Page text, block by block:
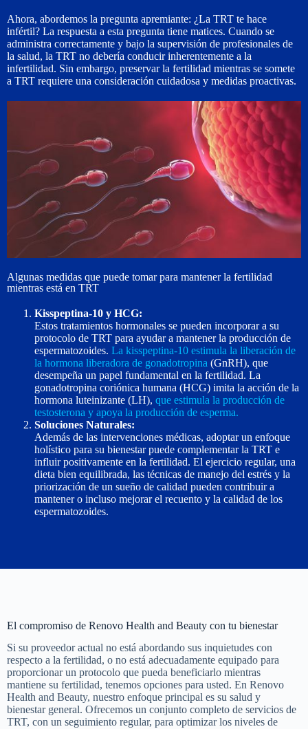
Ahora, abordemos la pregunta apremiante: ¿La TRT te hace
infértil? La respuesta a esta pregunta tiene matices. Cuando se
administra correctamente y bajo la supervisión de profesionales de
la salud, la TRT no debería conducir inherentemente a la
infertilidad. Sin embargo, preservar la fertilidad mientras se somete
a TRT requiere una consideración cuidadosa y medidas proactivas.
Algunas medidas que puede tomar para mantener la fertilidad
mientras está en TRT
Kisspeptina-10 y HCG:
Estos tratamientos hormonales se pueden incorporar a su
protocolo de TRT para ayudar a mantener la producción de
espermatozoides. La kisspeptina-10 estimula la liberación de
la hormona liberadora de gonadotropina (GnRH), que
desempeña un papel fundamental en la fertilidad. La
gonadotropina coriónica humana (HCG) imita la acción de la
hormona luteinizante (LH), que estimula la producción de
testosterona y apoya la producción de esperma.
Soluciones Naturales:
Además de las intervenciones médicas, adoptar un enfoque
holístico para su bienestar puede complementar la TRT e
influir positivamente en la fertilidad. El ejercicio regular, una
dieta bien equilibrada, las técnicas de manejo del estrés y la
priorización de un sueño de calidad pueden contribuir a
mantener o incluso mejorar el recuento y la calidad de los
espermatozoides.
El compromiso de Renovo Health and Beauty con tu bienestar
Si su proveedor actual no está abordando sus inquietudes con
respecto a la fertilidad, o no está adecuadamente equipado para
proporcionar un protocolo que pueda beneficiarlo mientras
mantiene su fertilidad, tenemos opciones para usted. En Renovo
Health and Beauty, nuestro enfoque principal es su salud y
bienestar general. Ofrecemos un conjunto completo de servicios de
TRT, con un seguimiento regular, para optimizar los niveles de